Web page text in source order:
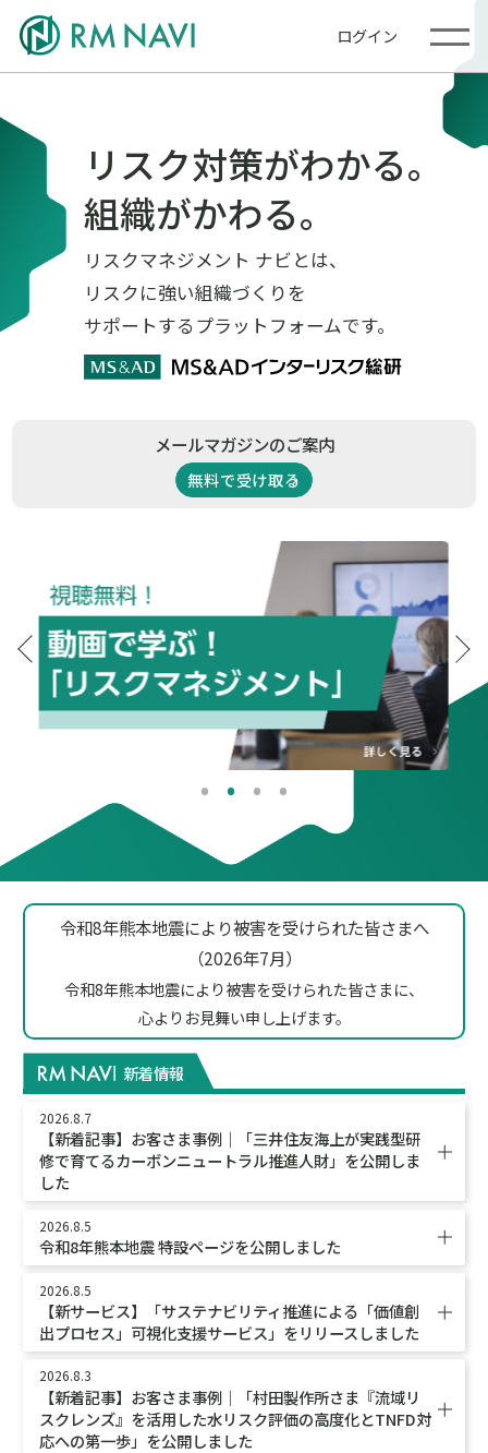
ログイン
リスク対策がわかる。
組織がかわる。
リスクマネジメント ナビとは、
リスクに強い組織づくりを
サポートするプラットフォームです。
メールマガジンのご案内
無料で受け取る
令和8年熊本地震により被害を受けられた皆さまへ
（2026年7月）
令和8年熊本地震により被害を受けられた皆さまに、
心よりお見舞い申し上げます。
新着情報
2026.8.7
【新着記事】お客さま事例｜「三井住友海上が実践型研
修で育てるカーボンニュートラル推進人財」を公開しま
した
2026.8.5
令和8年熊本地震 特設ページを公開しました
2026.8.5
【新サービス】「サステナビリティ推進による「価値創
出プロセス」可視化支援サービス」をリリースしました
2026.8.3
【新着記事】お客さま事例｜「村田製作所さま『流域リ
スクレンズ』を活用した水リスク評価の高度化とTNFD対
応への第一歩」を公開しました